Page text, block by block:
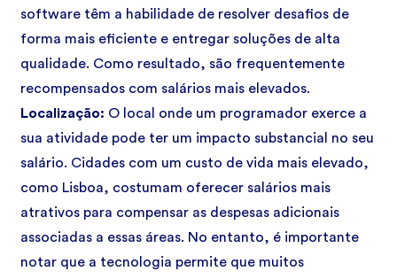
software têm a habilidade de resolver desafios de
forma mais eficiente e entregar soluções de alta
qualidade. Como resultado, são frequentemente
recompensados com salários mais elevados.
Localização: O local onde um programador exerce a
sua atividade pode ter um impacto substancial no seu
salário. Cidades com um custo de vida mais elevado,
como Lisboa, costumam oferecer salários mais
atrativos para compensar as despesas adicionais
associadas a essas áreas. No entanto, é importante
notar que a tecnologia permite que muitos